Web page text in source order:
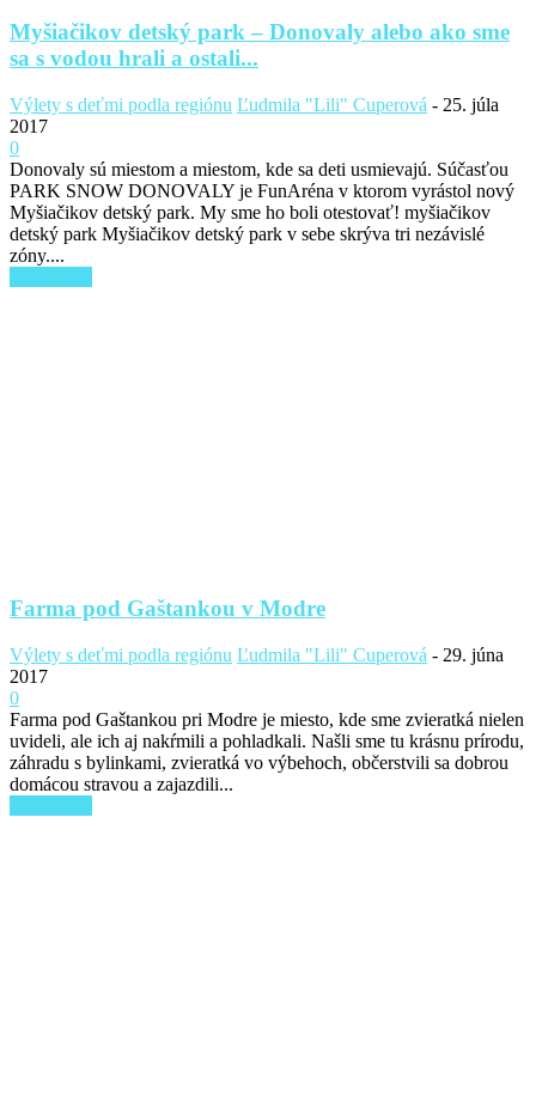
Myšiačikov detský park – Donovaly alebo ako sme
sa s vodou hrali a ostali...
Výlety s deťmi podla regiónu Ľudmila "Lili" Cuperová - 25. júla
2017
0
Donovaly sú miestom a miestom, kde sa deti usmievajú. Súčasťou
PARK SNOW DONOVALY je FunAréna v ktorom vyrástol nový
Myšiačikov detský park. My sme ho boli otestovať! myšiačikov
detský park Myšiačikov detský park v sebe skrýva tri nezávislé
zóny....
Farma pod Gaštankou v Modre
Výlety s deťmi podla regiónu Ľudmila "Lili" Cuperová - 29. júna
2017
0
Farma pod Gaštankou pri Modre je miesto, kde sme zvieratká nielen
uvideli, ale ich aj nakŕmili a pohladkali. Našli sme tu krásnu prírodu,
záhradu s bylinkami, zvieratká vo výbehoch, občerstvili sa dobrou
domácou stravou a zajazdili...